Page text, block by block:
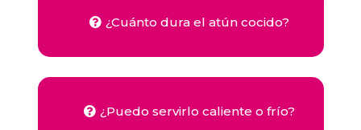
¿Cuánto dura el atún cocido?
¿Puedo servirlo caliente o frío?